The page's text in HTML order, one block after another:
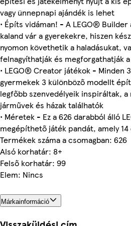
vagy ünnepnapi ajándék is lehet
• Építs vidáman! - A LEGO®
kaland vár a gyerekekre, hiszen
nyomon követhetik a haladásukat,
felnagyíthatják és megforgathatják
• LEGO® Creator játékok - Minden
gyermekek 3 különböző modellt
legfőbb szenvedélyeik inspiráltak,
járművek és házak találhatók
• Méretek - Ez a 626 darabból álló
megépíthető játék pandát, amely 14
Termékek száma a csomagban: 626
Alsó korhatár: 8+
Felső korhatár: 99
Elem: Nincs
Márkainformáció